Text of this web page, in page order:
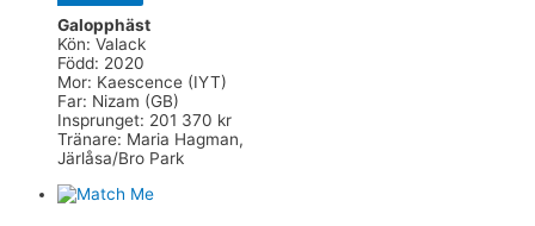
Galopphäst
Kön: Valack
Född: 2020
Mor: Kaescence (IYT)
Far: Nizam (GB)
Insprunget: 201 370 kr
Tränare: Maria Hagman,
Järlåsa/Bro Park